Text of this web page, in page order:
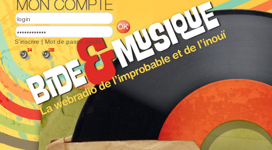
S'inscrire | Mot de passe perdu